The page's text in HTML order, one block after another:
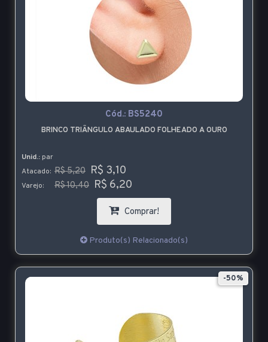
Cód.: BS5240
BRINCO TRIÂNGULO ABAULADO FOLHEADO A OURO
Unid.: par
Atacado: R$ 5,20 R$ 3,10
Varejo: R$ 10,40 R$ 6,20
Comprar!
Produto(s) Relacionado(s)
-50%